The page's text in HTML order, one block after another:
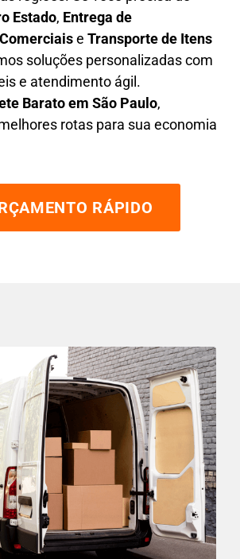
Estado, Entrega de
e Transporte de Itens
soluções personalizadas com
e atendimento ágil.
Baratoem São Paulo,
rotas para sua economia
RÁPIDO